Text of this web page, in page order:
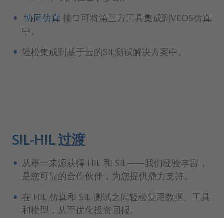
协同仿真 接口可将第三方工具集成到VEOS仿真
中。
轻松集成到基于云的SIL测试解决方案中。
SIL-HIL 过渡
从单一来源获得 HIL 和 SIL——我们经验丰富，
是您可靠的合作伙伴，为您提供鼎力支持。
在 HIL 仿真和 SIL 测试之间轻松复用数据、工具
和模型，从而优化投资回报。